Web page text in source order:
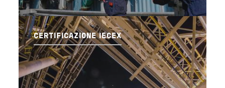
CERTIFICAZIONE IECEX